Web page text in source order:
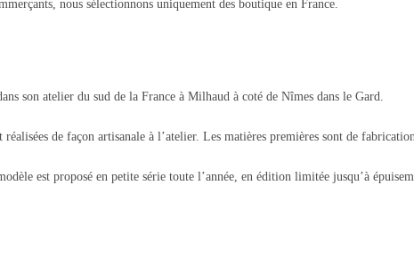
nous sélectionnons uniquement des boutique en France.
son atelier du sud de la France à Milhaud à coté de Nîmes dans le Gard.
de façon artisanale à l’atelier. Les matières premières sont de
est proposé en petite série toute l’année, en édition limitée jusqu’à